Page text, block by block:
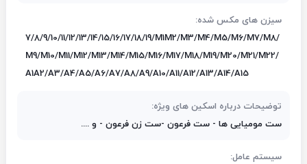
سیزن های مکس شده:
7/8/9/10/11/12/13/14/15/16/17/18/19/M1M2/M3/M4/M5/M6/M7/M8/
M9/M10/M11/M12/M13/M14/M15/M16/M17/M18/M19/M20/M21/M22/
A1A2/A3/A4/A5/A6/A7/A8/A9/A10/A11/A12/A13/A14/A15
توضیحات درباره اسکین های ویژه:
ست مومیایی ها - ست فرعون -ست زن فرعون - و ....
سیستم عامل: